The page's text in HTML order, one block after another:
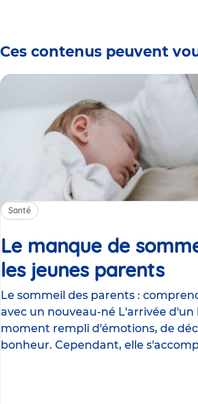
Ces contenus peuvent
Santé
Le manque de
les jeunes parents
Le sommeil des parents :
avec un nouveau-né L'arrivée d'un
moment rempli d'émotions, de
bonheur. Cependant, elle